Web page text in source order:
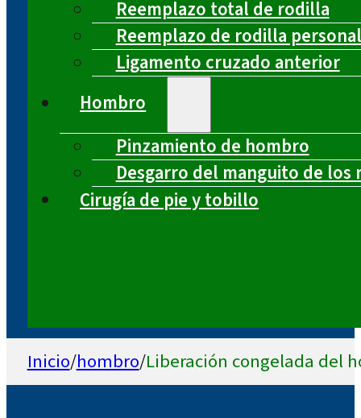
Reemplazo total de rodilla
Reemplazo de rodilla
Ligamento cruzado anterior
Hombro
Pinzamiento de hombro
Desgarro del manguito de los
Cirugía de pie y tobillo
Inicio/hombro/Liberación congelada del